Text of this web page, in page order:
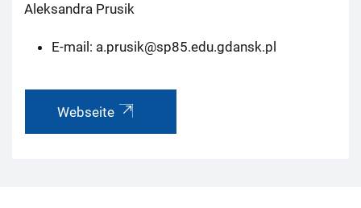
Aleksandra Prusik
E-mail: a.prusik@sp85.edu.gdansk.pl
Webseite